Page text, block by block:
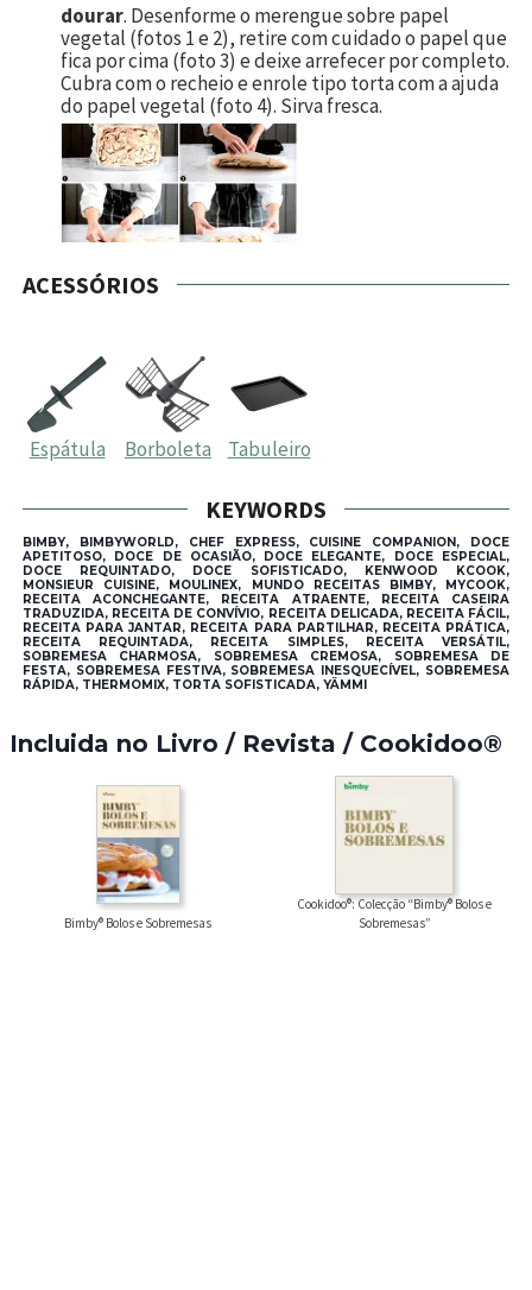
dourar. Desenforme o merengue sobre papel
vegetal (fotos 1 e 2), retire com cuidado o papel que
fica por cima (foto 3) e deixe arrefecer por completo.
Cubra com o recheio e enrole tipo torta com a ajuda
do papel vegetal (foto 4). Sirva fresca.
ACESSÓRIOS
Espátula Borboleta Tabuleiro
KEYWORDS
BIMBY, BIMBYWORLD, CHEF EXPRESS, CUISINE COMPANION, DOCE
APETITOSO, DOCE DE OCASIÃO, DOCE ELEGANTE, DOCE ESPECIAL,
DOCE REQUINTADO, DOCE SOFISTICADO, KENWOOD KCOOK,
MONSIEUR CUISINE, MOULINEX, MUNDO RECEITAS BIMBY, MYCOOK,
RECEITA ACONCHEGANTE, RECEITA ATRAENTE, RECEITA CASEIRA
TRADUZIDA, RECEITA DE CONVÍVIO, RECEITA DELICADA, RECEITA FÁCIL,
RECEITA PARA JANTAR, RECEITA PARA PARTILHAR, RECEITA PRÁTICA,
RECEITA REQUINTADA, RECEITA SIMPLES, RECEITA VERSÁTIL,
SOBREMESA CHARMOSA, SOBREMESA CREMOSA, SOBREMESA DE
FESTA, SOBREMESA FESTIVA, SOBREMESA INESQUECÍVEL, SOBREMESA
RÁPIDA, THERMOMIX, TORTA SOFISTICADA, YÄMMI
Incluida no Livro / Revista / Cookidoo®
Bimby® Bolos e Sobremesas
Cookidoo®: Colecção “Bimby® Bolos e
Sobremesas”